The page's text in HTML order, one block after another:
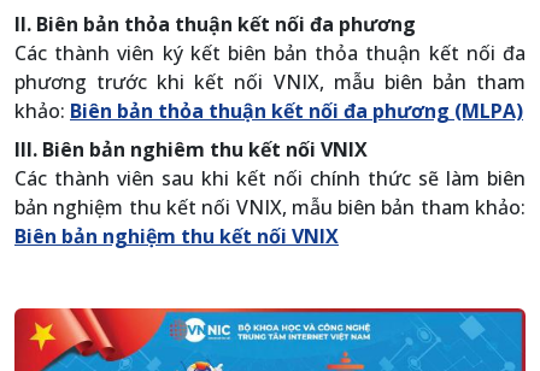
II. Biên bản thỏa thuận kết nối đa phương
Các thành viên ký kết biên bản thỏa thuận kết nối đa
phương trước khi kết nối VNIX, mẫu biên bản tham
khảo: Biên bản thỏa thuận kết nối đa phương (MLPA)
III. Biên bản nghiêm thu kết nối VNIX
Các thành viên sau khi kết nối chính thức sẽ làm biên
bản nghiệm thu kết nối VNIX, mẫu biên bản tham khảo:
Biên bản nghiệm thu kết nối VNIX